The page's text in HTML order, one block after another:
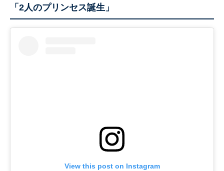
「2人のプリンセス誕生」
View this post on Instagram